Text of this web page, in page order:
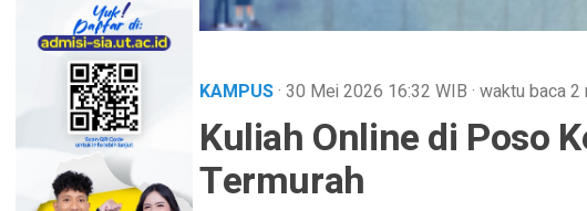
KAMPUS· 30 Mei 2026 16:32 WIB · waktu baca 2
Kuliah Online di Poso
Termurah